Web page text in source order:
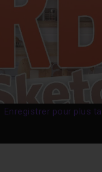
Enregistrer pour plus